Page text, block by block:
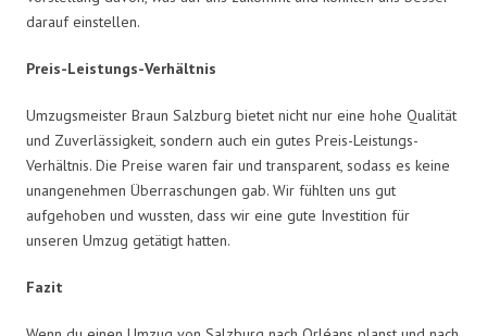
darauf einstellen.
Preis-Leistungs-Verhältnis
Umzugsmeister Braun Salzburg bietet nicht nur eine hohe Qualität
und Zuverlässigkeit, sondern auch ein gutes Preis-Leistungs-
Verhältnis. Die Preise waren fair und transparent, sodass es keine
unangenehmen Überraschungen gab. Wir fühlten uns gut
aufgehoben und wussten, dass wir eine gute Investition für
unseren Umzug getätigt hatten.
Fazit